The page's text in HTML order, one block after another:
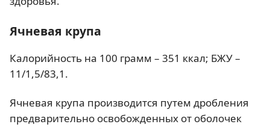
Ячневая крупа
Калорийность на 100 грамм – 351 ккал; БЖУ –
11/1,5/83,1.
Ячневая крупа производится путем дробления
предварительно освобожденных от оболочек